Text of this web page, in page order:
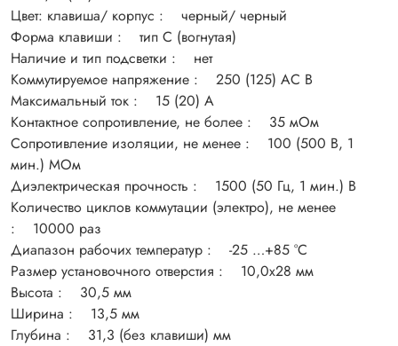
Цвет: клавиша/ корпус : черный/ черный
Форма клавиши : тип С (вогнутая)
Наличие и тип подсветки : нет
Коммутируемое напряжение : 250 (125) АС В
Максимальный ток : 15 (20) А
Контактное сопротивление, не более : 35 мОм
Сопротивление изоляции, не менее : 100 (500 В, 1
мин.) МОм
Диэлектрическая прочность : 1500 (50 Гц, 1 мин.) В
Количество циклов коммутации (электро), не менее
: 10000 раз
Диапазон рабочих температур : -25 …+85 °С
Размер установочного отверстия : 10,0х28 мм
Высота : 30,5 мм
Ширина : 13,5 мм
Глубина : 31,3 (без клавиши) мм